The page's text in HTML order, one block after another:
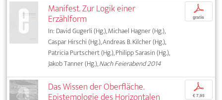
Manifest. Zur Logik einer
Erzählform
In: David Gugerli (Hg.), Michael Hagner (Hg.),
Caspar Hirschi (Hg.), Andreas B. Kilcher (Hg.),
Patricia Purtschert (Hg.), Philipp Sarasin (Hg.),
Jakob Tanner (Hg.),Nach Feierabend 2014
p
gratis
Das Wissen der Oberfläche. p
€ 7,95